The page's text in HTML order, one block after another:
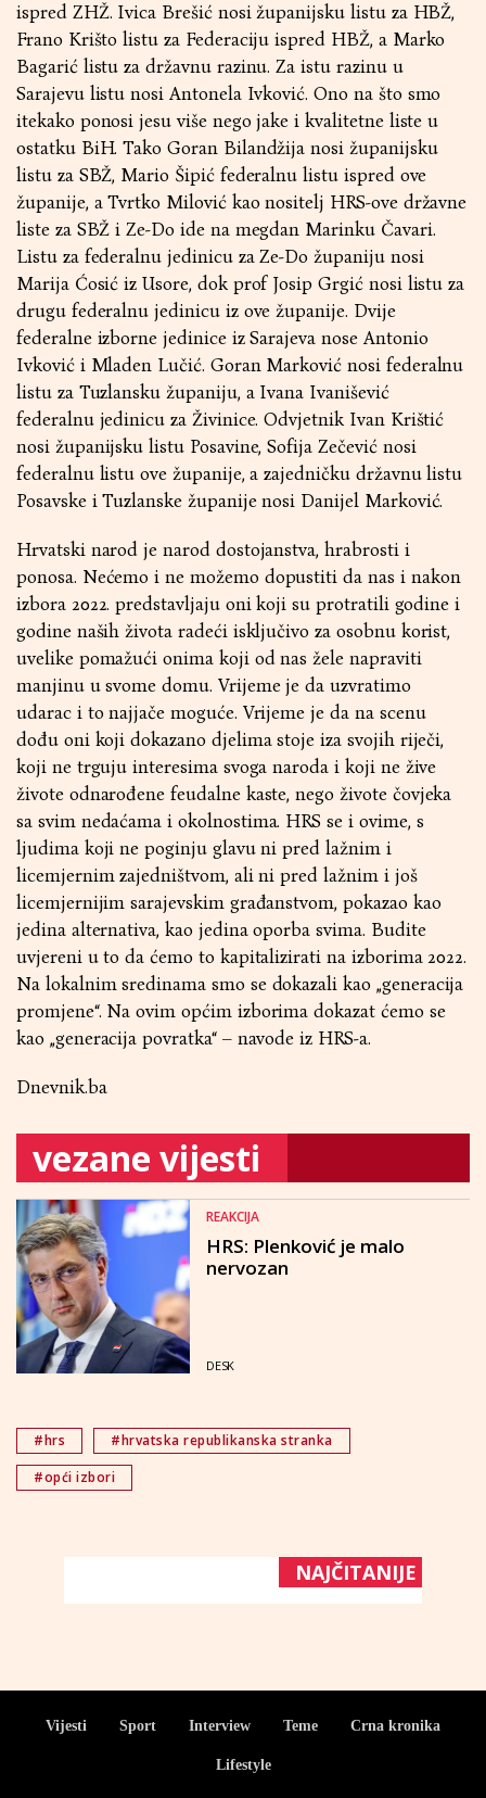
ispred ZHŽ. Ivica Brešić nosi županijsku listu za HBŽ,
Frano Krišto listu za Federaciju ispred HBŽ, a Marko
Bagarić listu za državnu razinu. Za istu razinu u
Sarajevu listu nosi Antonela Ivković. Ono na što smo
itekako ponosi jesu više nego jake i kvalitetne liste u
ostatku BiH. Tako Goran Bilandžija nosi županijsku
listu za SBŽ, Mario Šipić federalnu listu ispred ove
županije, a Tvrtko Milović kao nositelj HRS-ove državne
liste za SBŽ i Ze-Do ide na megdan Marinku Čavari.
Listu za federalnu jedinicu za Ze-Do županiju nosi
Marija Ćosić iz Usore, dok prof Josip Grgić nosi listu za
drugu federalnu jedinicu iz ove županije. Dvije
federalne izborne jedinice iz Sarajeva nose Antonio
Ivković i Mladen Lučić. Goran Marković nosi federalnu
listu za Tuzlansku županiju, a Ivana Ivanišević
federalnu jedinicu za Živinice. Odvjetnik Ivan Krištić
nosi županijsku listu Posavine, Sofija Zečević nosi
federalnu listu ove županije, a zajedničku državnu listu
Posavske i Tuzlanske županije nosi Danijel Marković.
Hrvatski narod je narod dostojanstva, hrabrosti i
ponosa. Nećemo i ne možemo dopustiti da nas i nakon
izbora 2022. predstavljaju oni koji su protratili godine i
godine naših života radeći isključivo za osobnu korist,
uvelike pomažući onima koji od nas žele napraviti
manjinu u svome domu. Vrijeme je da uzvratimo
udarac i to najjače moguće. Vrijeme je da na scenu
dođu oni koji dokazano djelima stoje iza svojih riječi,
koji ne trguju interesima svoga naroda i koji ne žive
živote odnarođene feudalne kaste, nego živote čovjeka
sa svim nedaćama i okolnostima. HRS se i ovime, s
ljudima koji ne poginju glavu ni pred lažnim i
licemjernim zajedništvom, ali ni pred lažnim i još
licemjernijim sarajevskim građanstvom, pokazao kao
jedina alternativa, kao jedina oporba svima. Budite
uvjereni u to da ćemo to kapitalizirati na izborima 2022.
Na lokalnim sredinama smo se dokazali kao „generacija
promjene“. Na ovim općim izborima dokazat ćemo se
kao „generacija povratka“ – navode iz HRS-a.
Dnevnik.ba
vezane vijesti
REAKCIJA
HRS: Plenković je malo
nervozan
DESK
#hrs
#hrvatska republikanska stranka
#opći izbori
NAJČITANIJE
Vijesti Sport Interview Teme Crna kronika
Lifestyle